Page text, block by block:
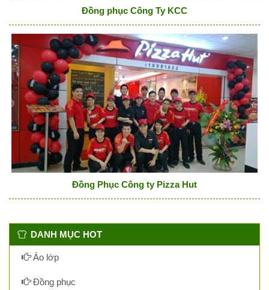
Đồng phục Công Ty KCC
Đồng Phục Công ty Pizza Hut
DANH MỤC HOT
Áo lớp
Đồng phục